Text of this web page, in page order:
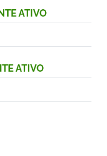
ATIVO
ATIVO